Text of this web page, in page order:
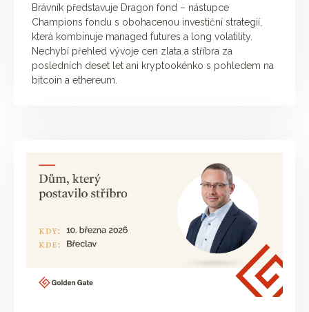
Brávník představuje Dragon fond – nástupce
Champions fondu s obohacenou investiční strategií,
která kombinuje managed futures a long volatility.
Nechybí přehled vývoje cen zlata a stříbra za
posledních deset let ani kryptookénko s pohledem na
bitcoin a ethereum.